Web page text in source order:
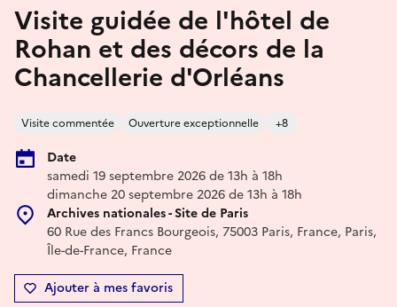
Visite guidée de l'hôtel de
Rohan et des décors de la
Chancellerie d'Orléans
Visite commentée Ouverture exceptionnelle +8
Date
samedi 19 septembre 2026 de 13h à 18h
dimanche 20 septembre 2026 de 13h à 18h
Archives nationales - Site de Paris
60 Rue des Francs Bourgeois, 75003 Paris, France, Paris,
Île-de-France, France
Ajouter à mes favoris